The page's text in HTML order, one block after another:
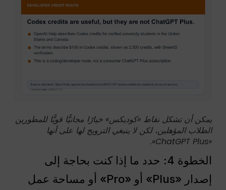
يمكن أن تشكل نقاط «كوديكس» خيارًا مجانيًّا قويًّا للمطورين
الطلاب المؤهلين، لكن لا ينبغي الترويج لها على أنها
«ChatGPT Plus».
الخطوة 4: حدد ما إذا كنت بحاجة إلى
إصدار «Plus» أو «Pro» أو مساحة عمل